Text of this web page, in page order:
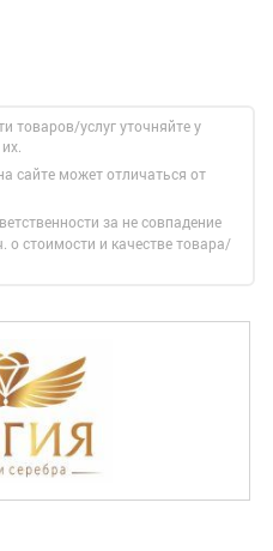
товаров/услуг уточняйте у
сайте может отличаться от
за не совпадение
о стоимости и качестве товара/